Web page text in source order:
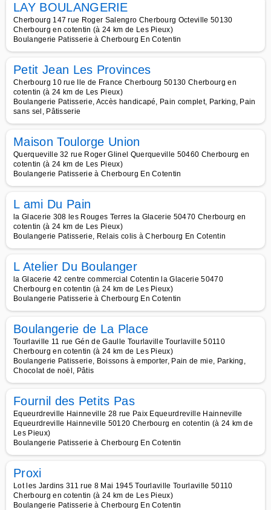
LAY BOULANGERIE
Cherbourg 147 rue Roger Salengro Cherbourg Octeville 50130
Cherbourg en cotentin (à 24 km de Les Pieux)
Boulangerie Patisserie à Cherbourg En Cotentin
Petit Jean Les Provinces
Cherbourg 10 rue Ile de France Cherbourg 50130 Cherbourg en
cotentin (à 24 km de Les Pieux)
Boulangerie Patisserie, Accès handicapé, Pain complet, Parking, Pain
sans sel, Pâtisserie
Maison Toulorge Union
Querqueville 32 rue Roger Glinel Querqueville 50460 Cherbourg en
cotentin (à 24 km de Les Pieux)
Boulangerie Patisserie à Cherbourg En Cotentin
L ami Du Pain
la Glacerie 308 les Rouges Terres la Glacerie 50470 Cherbourg en
cotentin (à 24 km de Les Pieux)
Boulangerie Patisserie, Relais colis à Cherbourg En Cotentin
L Atelier Du Boulanger
la Glacerie 42 centre commercial Cotentin la Glacerie 50470
Cherbourg en cotentin (à 24 km de Les Pieux)
Boulangerie Patisserie à Cherbourg En Cotentin
Boulangerie de La Place
Tourlaville 11 rue Gén de Gaulle Tourlaville Tourlaville 50110
Cherbourg en cotentin (à 24 km de Les Pieux)
Boulangerie Patisserie, Boissons à emporter, Pain de mie, Parking,
Chocolat de noël, Pâtis
Fournil des Petits Pas
Equeurdreville Hainneville 28 rue Paix Equeurdreville Hainneville
Equeurdreville Hainneville 50120 Cherbourg en cotentin (à 24 km de
Les Pieux)
Boulangerie Patisserie à Cherbourg En Cotentin
Proxi
Lot les Jardins 311 rue 8 Mai 1945 Tourlaville Tourlaville 50110
Cherbourg en cotentin (à 24 km de Les Pieux)
Boulangerie Patisserie à Cherbourg En Cotentin